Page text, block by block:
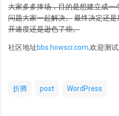
大家多多捧场，目的是想建立成
问题大家一起解决。最终决定还
开速度还是逊色了些。
社区地址bbs.howsci.com,欢迎测试
折腾 post WordPress